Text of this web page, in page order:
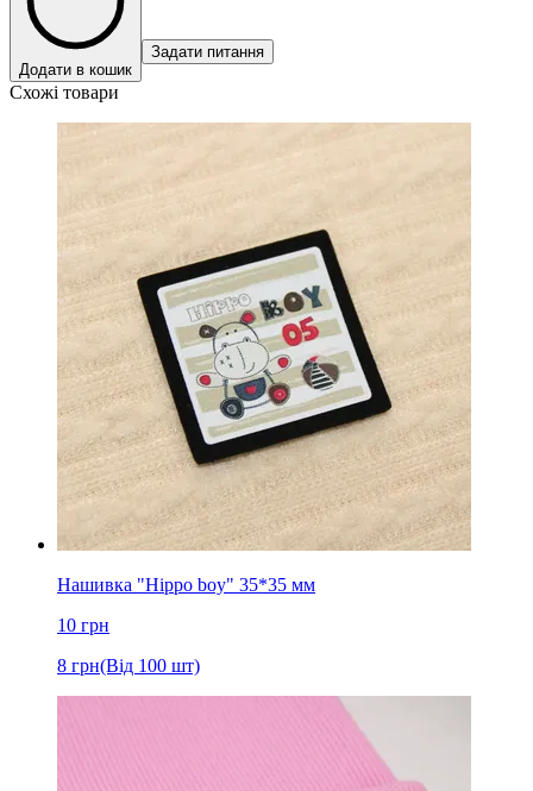
Додати в кошик
Задати питання
Схожі товари
Нашивка "Hippo boy" 35*35 мм
10 грн
8 грн(Від 100 шт)